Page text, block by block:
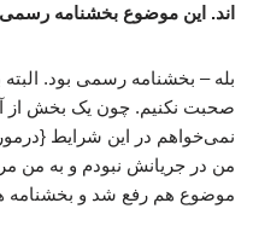
اند. این موضوع بخشنامه
بله – بخشنامه رسمی بود.
صحبت نکنیم. چون یک بخش از
نمی‌خواهم در این شرایط
من در جریانش نبودم و به من
موضوع هم رفع شد و بخشنامه